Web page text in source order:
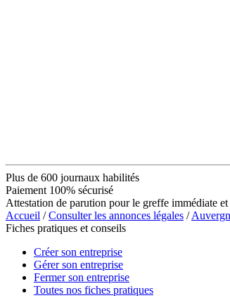
Plus de 600 journaux habilités
Paiement 100% sécurisé
Attestation de parution pour le greffe immédiate
Accueil /Consulter les annonces légales /
Fiches pratiques et conseils
Créer son entreprise
Gérer son entreprise
Fermer son entreprise
Toutes nos fiches pratiques